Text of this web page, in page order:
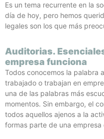
Es un tema recurrente en la
día de hoy, pero hemos
legales son los que más
Auditorias.
empresa funciona
Todos conocemos la palabra
trabajado o trabajan en
una de las palabras más
momentos. Sin embargo, el
todos aquellos ajenos a la
formas parte de una